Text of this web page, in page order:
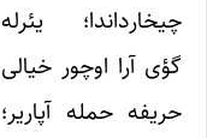
چیخارداندا؛ یئرله
گؤی آرا اوچور خیالی
حریفه حمله آپاریر؛‌